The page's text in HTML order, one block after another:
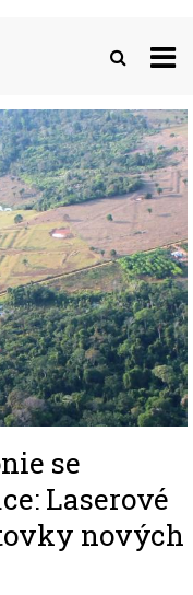
se
Laserové
nových